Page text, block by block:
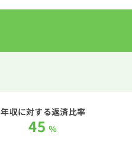
年収に対する返済比率
45 ％